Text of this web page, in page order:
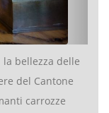
bellezza delle
del Cantone
carrozze